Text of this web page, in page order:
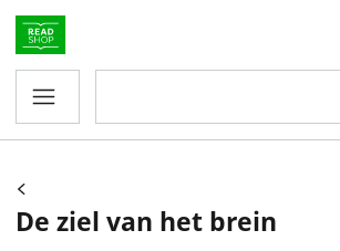
De ziel van het brein